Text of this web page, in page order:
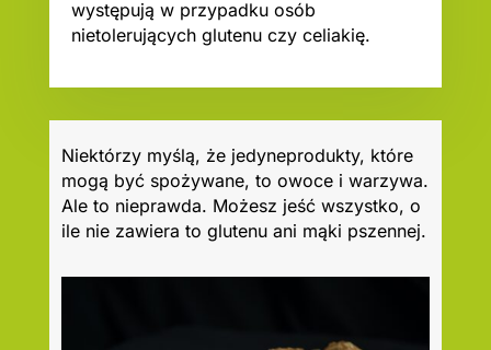
występują w przypadku osób
nietolerujących glutenu czy celiakię.
Niektórzy myślą, że jedyneprodukty, które
mogą być spożywane, to owoce i warzywa.
Ale to nieprawda. Możesz jeść wszystko, o
ile nie zawiera to glutenu ani mąki pszennej.